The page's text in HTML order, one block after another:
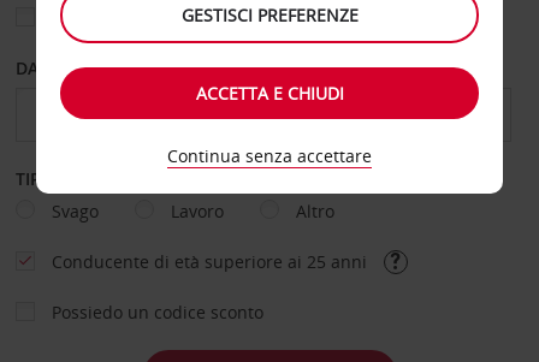
Scegli una località di riconsegna diversa
DAL GIORNO AL GIORNO
TIPOLOGIA DI NOLEGGIO
Svago
Lavoro Altro
Conducente di età superiore ai 25 anni
Possiedo un codice sconto
GESTISCI PREFERENZE
ACCETTA E CHIUDI
Continua senza accettare